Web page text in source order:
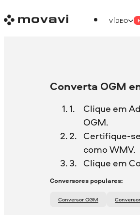
VÍDEO
Converta OGM
Clique em
OGM.
Certifique-
como WMV.
Clique em
Conversores populares:
Conversor OGM